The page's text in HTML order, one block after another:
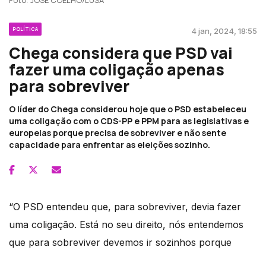
POLÍTICA 4 jan, 2024, 18:55
Chega considera que PSD vai
fazer uma coligação apenas
para sobreviver
O líder do Chega considerou hoje que o PSD estabeleceu
uma coligação com o CDS-PP e PPM para as legislativas e
europeias porque precisa de sobreviver e não sente
capacidade para enfrentar as eleições sozinho.
“O PSD entendeu que, para sobreviver, devia fazer
uma coligação. Está no seu direito, nós entendemos
que para sobreviver devemos ir sozinhos porque